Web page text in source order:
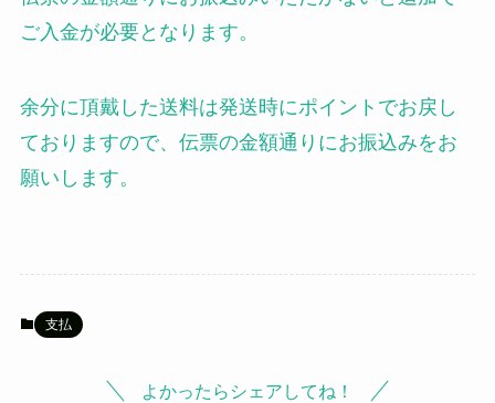
ご入金が必要となります。
余分に頂戴した送料は発送時にポイントでお戻し
ておりますので、伝票の金額通りにお振込みをお
願いします。
支払
よかったらシェアしてね！